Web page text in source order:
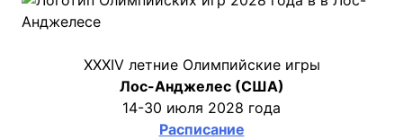
XXXIV летние Олимпийские игры
Лос-Анджелес (США)
14-30 июля 2028 года
Расписание